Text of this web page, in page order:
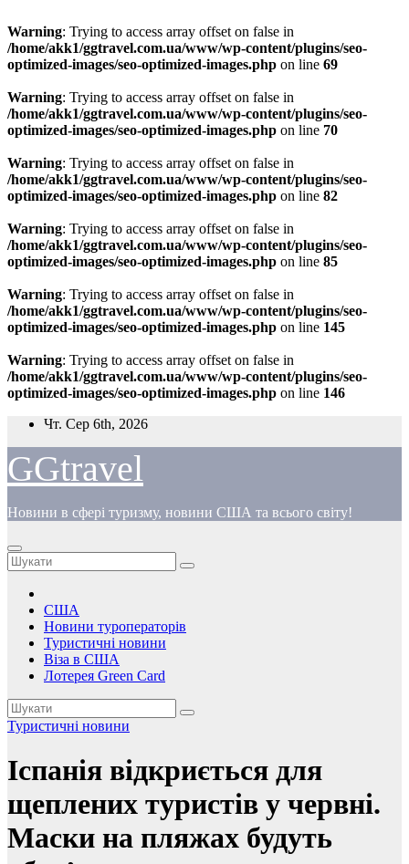
Warning: Trying to access array offset on false in
/home/akk1/ggtravel.com.ua/www/wp-content/plugins/seo-
optimized-images/seo-optimized-images.php on line 69
Warning: Trying to access array offset on false in
/home/akk1/ggtravel.com.ua/www/wp-content/plugins/seo-
optimized-images/seo-optimized-images.php on line 70
Warning: Trying to access array offset on false in
/home/akk1/ggtravel.com.ua/www/wp-content/plugins/seo-
optimized-images/seo-optimized-images.php on line 82
Warning: Trying to access array offset on false in
/home/akk1/ggtravel.com.ua/www/wp-content/plugins/seo-
optimized-images/seo-optimized-images.php on line 85
Warning: Trying to access array offset on false in
/home/akk1/ggtravel.com.ua/www/wp-content/plugins/seo-
optimized-images/seo-optimized-images.php on line 145
Warning: Trying to access array offset on false in
/home/akk1/ggtravel.com.ua/www/wp-content/plugins/seo-
optimized-images/seo-optimized-images.php on line 146
Перейти
вмісту
Чт. Сер 6th, 2026
GGtravel
Новини в сфері туризму, новини США та всього світу!
США
Новини туроператорів
Туристичні новини
Віза в США
Лотерея Green Card
Туристичні новини
Іспанія відкриється для
щеплених туристів у червні.
Маски на пляжах будуть